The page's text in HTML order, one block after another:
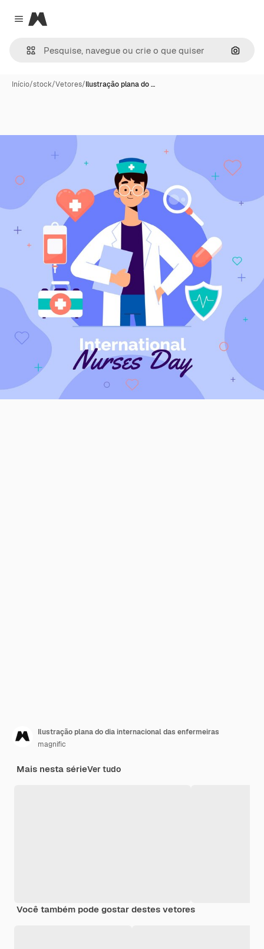
Close menu
Magnific
Início/stock/Vetores/Ilustração plana do …
Ilustração plana do dia internacional das enfermeiras
magnific
Mais nesta sérieVer tudo
Você também pode gostar destes vetores